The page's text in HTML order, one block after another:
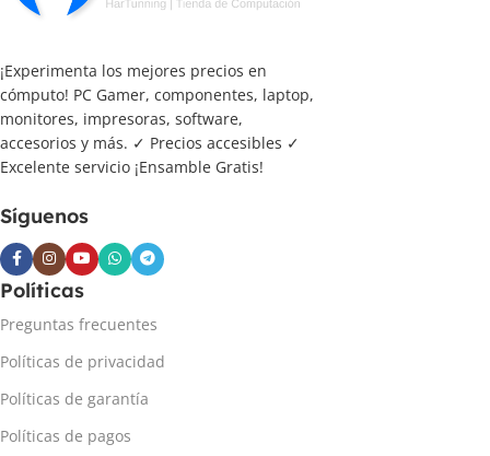
¡Experimenta los mejores precios en
cómputo! PC Gamer, componentes, laptop,
monitores, impresoras, software,
accesorios y más. ✓ Precios accesibles ✓
Excelente servicio ¡Ensamble Gratis!
Síguenos
Políticas
Preguntas frecuentes
Políticas de privacidad
Políticas de garantía
Políticas de pagos